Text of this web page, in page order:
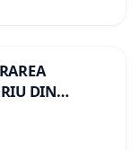
DIN